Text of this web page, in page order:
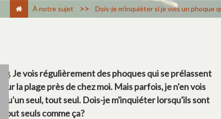
À notre sujet > Dois-je m’inquiéter si je vois un phoque
Q. Je vois régulièrement des phoques qui se prélassent
sur la plage près de chez moi. Mais parfois, je n'en vois
qu'un seul, tout seul. Dois-je m'inquiéter lorsqu'ils sont
tout seuls comme ça?